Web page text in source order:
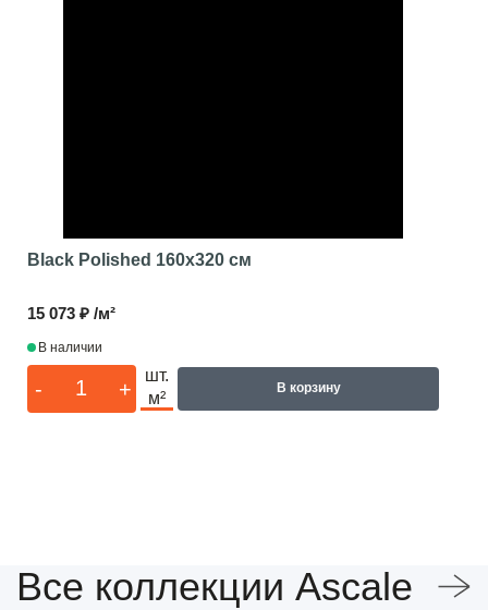
Black Polished 160x320 см
15 073 ₽ /м²
В наличии
- +
шт.
м²
В корзину
Все коллекции Ascale